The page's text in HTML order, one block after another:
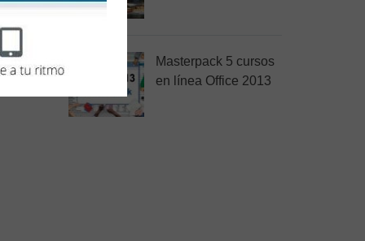
Masterpack 5 cursos
en línea Office 2013